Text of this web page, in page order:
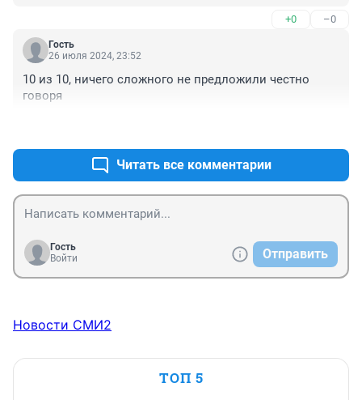
+0 –0
Гость
26 июля 2024, 23:52
10 из 10, ничего сложного не предложили честно
говоря
Читать все комментарии
Гость
Войти
Отправить
Новости СМИ2
ТОП 5